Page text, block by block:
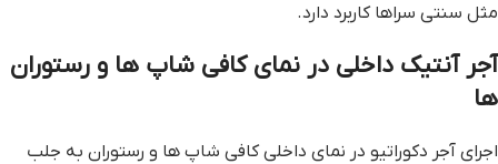
مثل سنتی سراها کاربرد دارد.
آجر آنتیک داخلی در نمای کافی شاپ ها و رستوران
ها
اجرای آجر دکوراتیو در نمای داخلی کافی شاپ ها و رستوران به جلب